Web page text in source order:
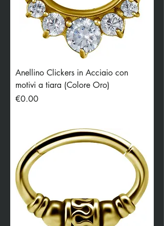
Anellino Clickers in Acciaio con
motivi a tiara (Colore Oro)
Price
€0.00